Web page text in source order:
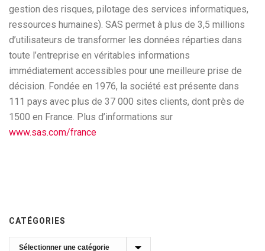
gestion des risques, pilotage des services informatiques,
ressources humaines). SAS permet à plus de 3,5 millions
d’utilisateurs de transformer les données réparties dans
toute l’entreprise en véritables informations
immédiatement accessibles pour une meilleure prise de
décision. Fondée en 1976, la société est présente dans
111 pays avec plus de 37 000 sites clients, dont près de
1500 en France. Plus d’informations sur
www.sas.com/france
CATÉGORIES
Catégories